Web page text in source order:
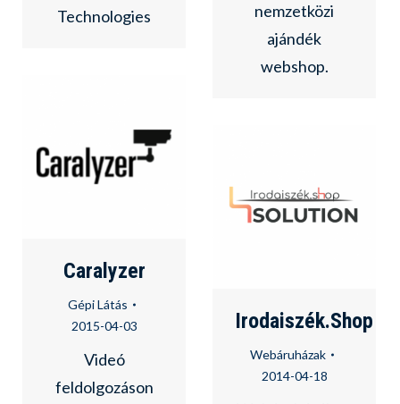
Technologies
nemzetközi
ajándék
webshop.
Caralyzer
Gépi Látás
2015-04-03
Videó
feldolgozáson
Irodaiszék.Shop
Webáruházak
2014-04-18